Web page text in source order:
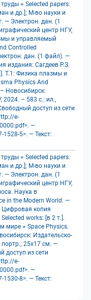
= Selected papers:
и др.]; М-во науки и
— Электрон. дан. (1
центр НГУ,
и управляемый
Controlled
дан. (1 файл). —
издания: Сагдеев Р.З.
Т.1: Физика плазмы и
Physics And
Новосибирск:
2024. – 583 с.: ил.,
доступ из сети
e-
—
5>. — Текст:
= Selected papers:
и др.]; М-во науки и
— Электрон. дан. (1
центр НГУ,
Наука в
in the Modern World. —
Цифровая копия
works: [в 2 т.].
мире = Space Physics.
Издательско-
портр.; 25х17 см. —
доступ из сети
e-
—
8>. — Текст: